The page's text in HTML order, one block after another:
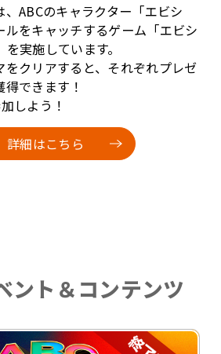
ABCのキャラクター「エビシ
ルをキャッチするゲーム「エビシ
実施しています。
クリアすると、それぞれプレゼ
できます！
しよう！
詳細はこちら
ント＆コンテンツ